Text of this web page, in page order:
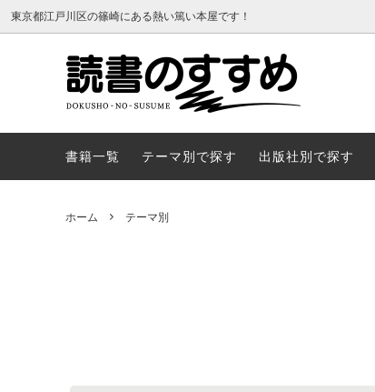
東京都江戸川区の篠崎にある熱い篤い本屋です！
書籍一覧 テーマ別で探す 出版社別で探す
ホーム テーマ別